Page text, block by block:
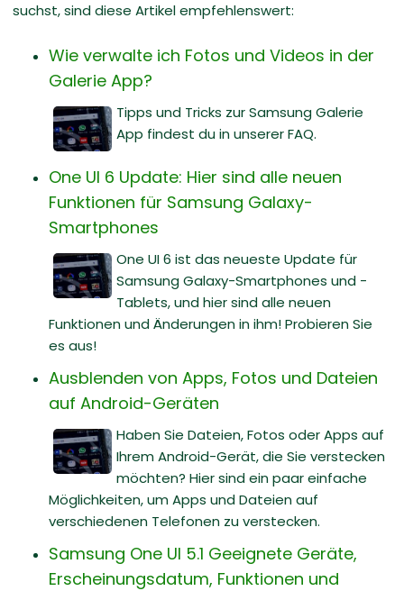
suchst, sind diese Artikel empfehlenswert:
Wie verwalte ich Fotos und Videos in der
Galerie App?
Tipps und Tricks zur Samsung Galerie
App findest du in unserer FAQ.
One UI 6 Update: Hier sind alle neuen
Funktionen für Samsung Galaxy-
Smartphones
One UI 6 ist das neueste Update für
Samsung Galaxy-Smartphones und -
Tablets, und hier sind alle neuen
Funktionen und Änderungen in ihm! Probieren Sie
es aus!
Ausblenden von Apps, Fotos und Dateien
auf Android-Geräten
Haben Sie Dateien, Fotos oder Apps auf
Ihrem Android-Gerät, die Sie verstecken
möchten? Hier sind ein paar einfache
Möglichkeiten, um Apps und Dateien auf
verschiedenen Telefonen zu verstecken.
Samsung One UI 5.1 Geeignete Geräte,
Erscheinungsdatum, Funktionen und